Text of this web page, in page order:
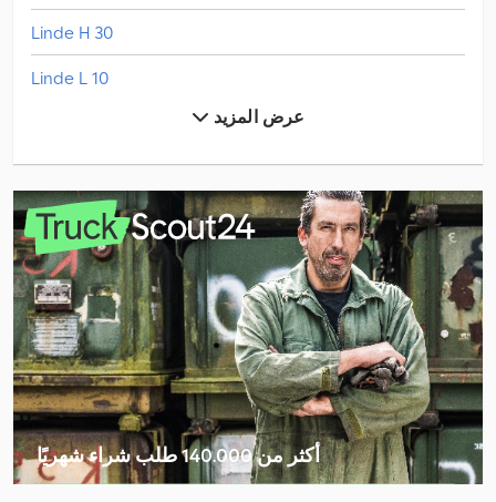
Linde H 30
Linde L 10
Man Tgl 8
Merlo Tf 33.7-115
Renault G
Volvo Fh
Volvo Fh 12
Volvo Fh 13
Volvo Fh 16
Volvo Fh 400
عرض المزيد
أكثر من 140.000 طلب شراء شهريًا